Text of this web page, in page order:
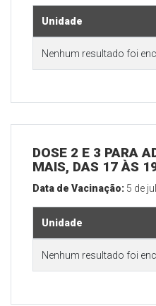
Unidade
Nenhum resultado foi
DOSE 2 E 3 PARA
MAIS, DAS 17 ÀS
Data de Vacinação: 5 de
Unidade
Nenhum resultado foi